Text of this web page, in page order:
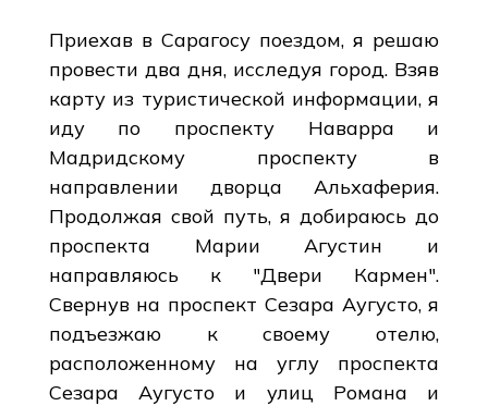
Приехав в Сарагосу поездом, я решаю
провести два дня, исследуя город. Взяв
карту из туристической информации, я
иду по проспекту Наварра и
Мадридскому проспекту в
направлении дворца Альхаферия.
Продолжая свой путь, я добираюсь до
проспекта Марии Агустин и
направляюсь к "Двери Кармен".
Свернув на проспект Сезара Аугусто, я
подъезжаю к своему отелю,
расположенному на углу проспекта
Сезара Аугусто и улиц Романа и